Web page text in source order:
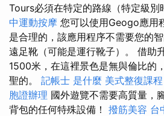
Tours必須在特定的路線（特定級別
中運動按摩 您可以使用Geogo應用
是合理的，該應用程序不需要您的
遠足靴（可能是運行靴子）。 借助
1500米，在這裡景色是無與倫比的
聖的。 記帳士 是什麼 美式整復課程
胞證辦理 國外遊覽不需要高質量，
背包的任何特殊設備！ 撥筋美容 台